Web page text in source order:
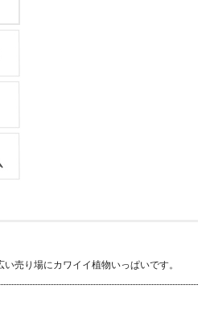
売り場にカワイイ植物いっぱいです。